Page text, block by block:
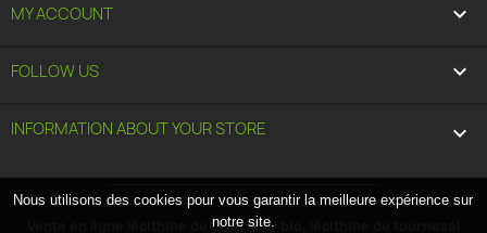
MY ACCOUNT 
FOLLOW US 
Nous utilisons des cookies pour vous garantir la meilleure expérience sur
notre site.
INFORMATION ABOUT YOUR STORE keyboard_arrow_down
Vente en ligne lécithine de tournesol bio, lécithine de tournesol